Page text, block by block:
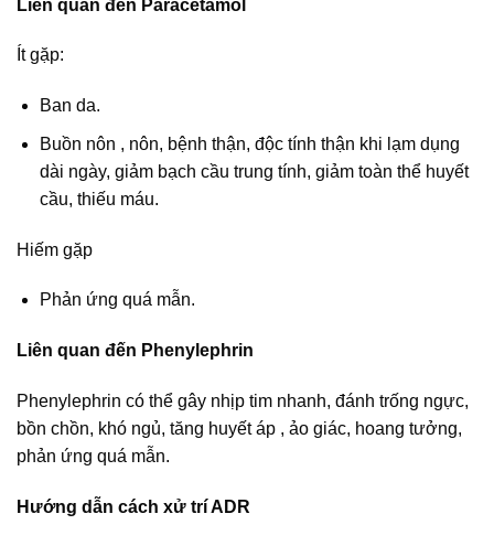
Liên quan đến Paracetamol
Ít gặp:
Ban da.
Buồn nôn , nôn, bệnh thận, độc tính thận khi lạm dụng
dài ngày, giảm bạch cầu trung tính, giảm toàn thể huyết
cầu, thiếu máu.
Hiếm gặp
Phản ứng quá mẫn.
Liên quan đến Phenylephrin
Phenylephrin có thể gây nhịp tim nhanh, đánh trống ngực,
bồn chồn, khó ngủ, tăng huyết áp , ảo giác, hoang tưởng,
phản ứng quá mẫn.
Hướng dẫn cách xử trí ADR